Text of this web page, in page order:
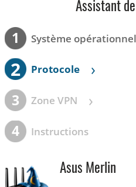
Assistant
1 Système opérationnel
2 Protocole ›
3 Zone VPN ›
4 Instructions
Asus Merlin